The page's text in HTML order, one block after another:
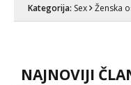
puta
javi
Kategorija: Sex Ženska
NAJNOVIJI